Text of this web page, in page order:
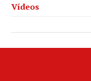
Vídeos